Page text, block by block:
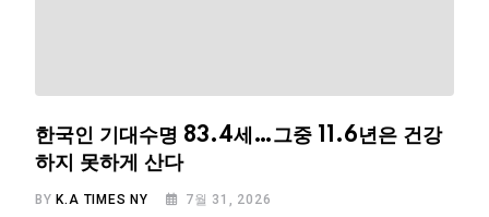
한국인 기대수명 83.4세…그중 11.6년은 건강
하지 못하게 산다
BY K.A TIMES NY 7월 31, 2026